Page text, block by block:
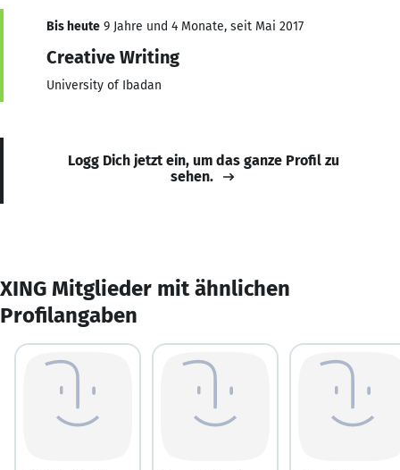
Bis heute 9 Jahre und 4 Monate, seit Mai 2017
Creative Writing
University of Ibadan
Logg Dich jetzt ein, um das ganze Profil zu
sehen.
XING Mitglieder mit ähnlichen
Profilangaben